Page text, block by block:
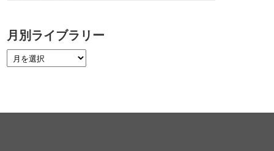
月別ライブラリー